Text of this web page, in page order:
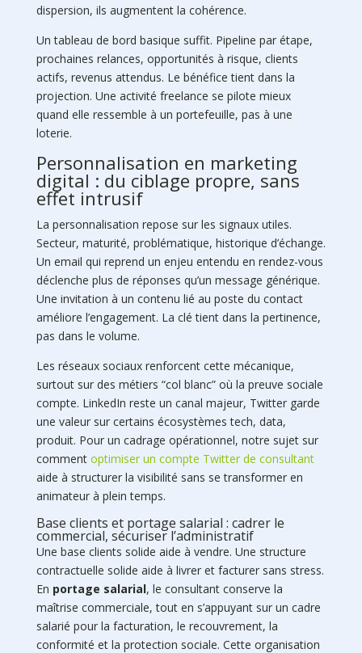
dispersion, ils augmentent la cohérence.
Un tableau de bord basique suffit. Pipeline par étape,
prochaines relances, opportunités à risque, clients
actifs, revenus attendus. Le bénéfice tient dans la
projection. Une activité freelance se pilote mieux
quand elle ressemble à un portefeuille, pas à une
loterie.
Personnalisation en marketing
digital : du ciblage propre, sans
effet intrusif
La personnalisation repose sur les signaux utiles.
Secteur, maturité, problématique, historique d’échange.
Un email qui reprend un enjeu entendu en rendez-vous
déclenche plus de réponses qu’un message générique.
Une invitation à un contenu lié au poste du contact
améliore l’engagement. La clé tient dans la pertinence,
pas dans le volume.
Les réseaux sociaux renforcent cette mécanique,
surtout sur des métiers “col blanc” où la preuve sociale
compte. LinkedIn reste un canal majeur, Twitter garde
une valeur sur certains écosystèmes tech, data,
produit. Pour un cadrage opérationnel, notre sujet sur
comment optimiser un compte Twitter de consultant
aide à structurer la visibilité sans se transformer en
animateur à plein temps.
Base clients et portage salarial : cadrer le
commercial, sécuriser l’administratif
Une base clients solide aide à vendre. Une structure
contractuelle solide aide à livrer et facturer sans stress.
En portage salarial, le consultant conserve la
maîtrise commerciale, tout en s’appuyant sur un cadre
salarié pour la facturation, le recouvrement, la
conformité et la protection sociale. Cette organisation